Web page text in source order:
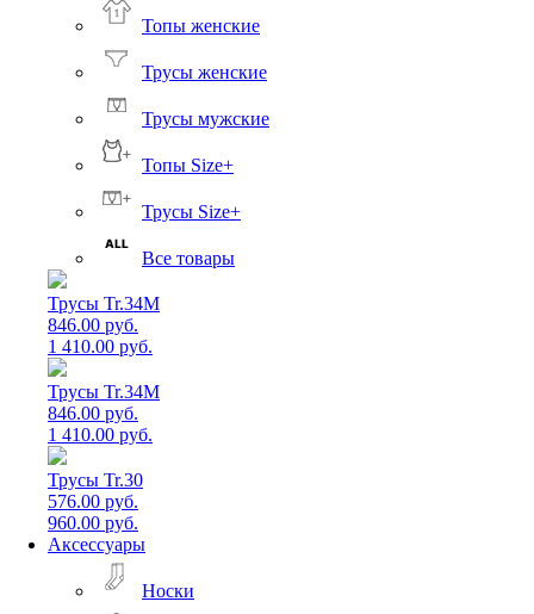
Топы женские
Трусы женские
Трусы мужские
Топы Size+
Трусы Size+
Все товары
Трусы Tr.34M
846.00 руб.
1 410.00 руб.
Трусы Tr.34M
846.00 руб.
1 410.00 руб.
Трусы Tr.30
576.00 руб.
960.00 руб.
Аксессуары
Носки